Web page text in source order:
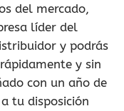
del mercado,
líder del
y podrás
y sin
con un año de
tu disposición